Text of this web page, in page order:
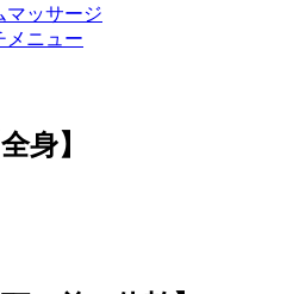
マッサージ
メニュー
身】